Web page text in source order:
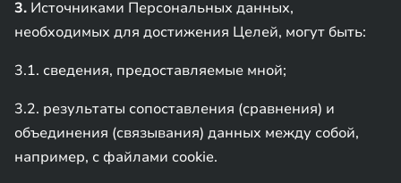
3. Источниками Персональных данных,
необходимых для достижения Целей, могут быть:
3.1. сведения, предоставляемые мной;
3.2. результаты сопоставления (сравнения) и
объединения (связывания) данных между собой,
например, с файлами cookie.